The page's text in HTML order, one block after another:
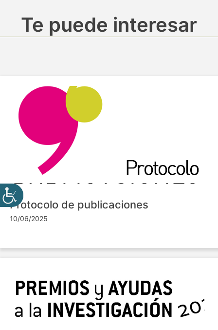
Te puede interesar
Protocolo de publicaciones
10/06/2025